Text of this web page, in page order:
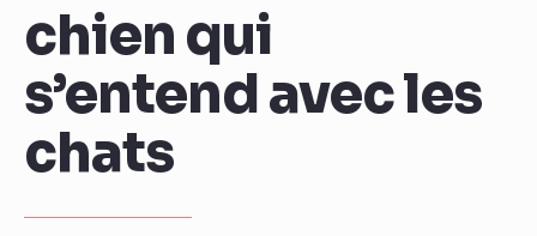
chien qui
s’entend avec les
chats